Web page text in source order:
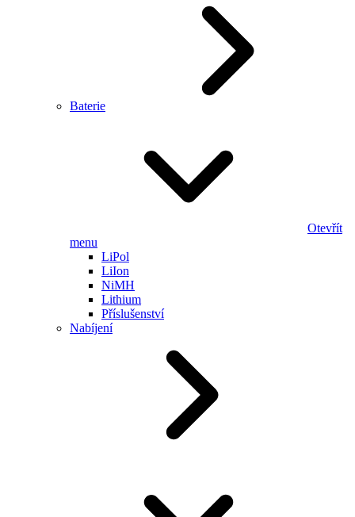
Baterie
Otevřít
menu
LiPol
LiIon
NiMH
Lithium
Příslušenství
Nabíjení